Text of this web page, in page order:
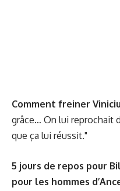
Comment freiner
grâce… On lui reprochait
que ça lui réussit."
5 jours de repos pour
pour les hommes